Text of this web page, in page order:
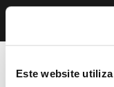
Este website